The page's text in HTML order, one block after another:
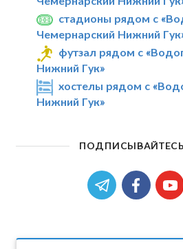
стадионы рядом с
Чемернарский Нижний
футзал рядом с
Нижний Гук»
хостелы рядом с
Нижний Гук»